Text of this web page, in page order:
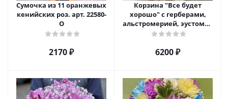
Сумочка из 11 оранжевых
кенийских роз. арт. 22580-
О
2170 ₽
Корзина "Все будет
хорошо" с герберами,
альстромерией, эустомой
и хризантемой арт. 22461
6200 ₽